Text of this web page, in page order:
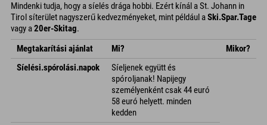
Mindenki tudja, hogy a síelés drága hobbi. Ezért kínál a St. Johann in
Tirol síterület nagyszerű kedvezményeket, mint például aSki.Spar.Tage
vagy a20er-Skitag.
Megtakarítási ajánlat
Mi?
Mikor?
Síelési.spórolási.napok
Síeljenek együtt és
spóroljanak! Napijegy
személyenként csak 44 euró
58 euró helyett. minden
kedden